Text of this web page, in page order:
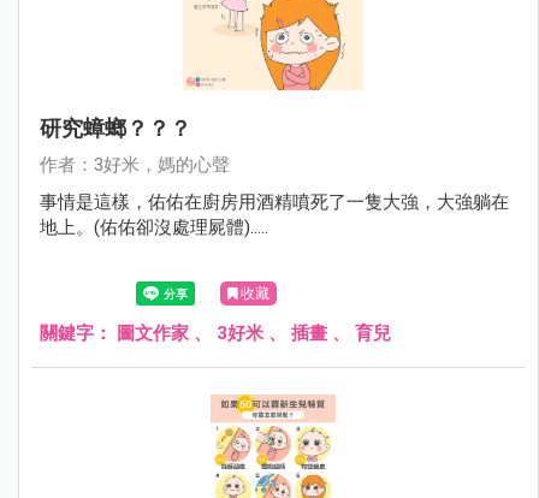
研究蟑螂？？？
作者：3好米，媽的心聲
事情是這樣，佑佑在廚房用酒精噴死了一隻大強，大強躺在
地上。(佑佑卻沒處理屍體).....
收藏
關鍵字： 圖文作家 、 3好米 、 插畫 、 育兒